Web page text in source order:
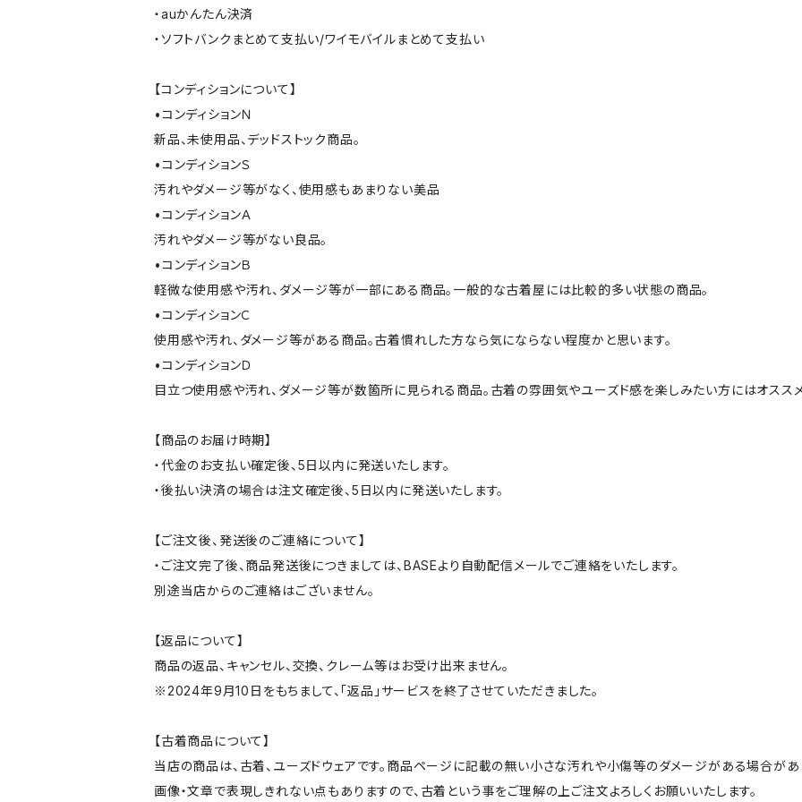
・auかんたん決済
・ソフトバンクまとめて支払い/ワイモバイルまとめて支払い
【コンディションについて】
•コンディションＮ
新品、未使用品、デッドストック商品。
•コンディションＳ
汚れやダメージ等がなく、使用感もあまりない美品
•コンディションＡ
汚れやダメージ等がない良品。
•コンディションＢ
軽微な使用感や汚れ、ダメージ等が一部にある商品。一般的な古着屋には比較的多い状態の商品。
•コンディションＣ
使用感や汚れ、ダメージ等がある商品。古着慣れした方なら気にならない程度かと思います。
•コンディションＤ
目立つ使用感や汚れ、ダメージ等が数箇所に見られる商品。古着の雰囲気やユーズド感を楽しみたい方にはオスス
【商品のお届け時期】
・代金のお支払い確定後、5日以内に発送いたします。
・後払い決済の場合は注文確定後、5日以内に発送いたします。
【ご注文後、発送後のご連絡について】
・ご注文完了後、商品発送後につきましては、BASEより自動配信メールでご連絡をいたします。
別途当店からのご連絡はございません。
【返品について】
商品の返品、キャンセル、交換、クレーム等はお受け出来ません。
※2024年9月10日をもちまして、「返品」サービスを終了させていただきました。
【古着商品について】
当店の商品は、古着、ユーズドウェアです。商品ページに記載の無い小さな汚れや小傷等のダメージがある場合があ
画像・文章で表現しきれない点もありますので、古着という事をご理解の上ご注文よろしくお願いいたします。